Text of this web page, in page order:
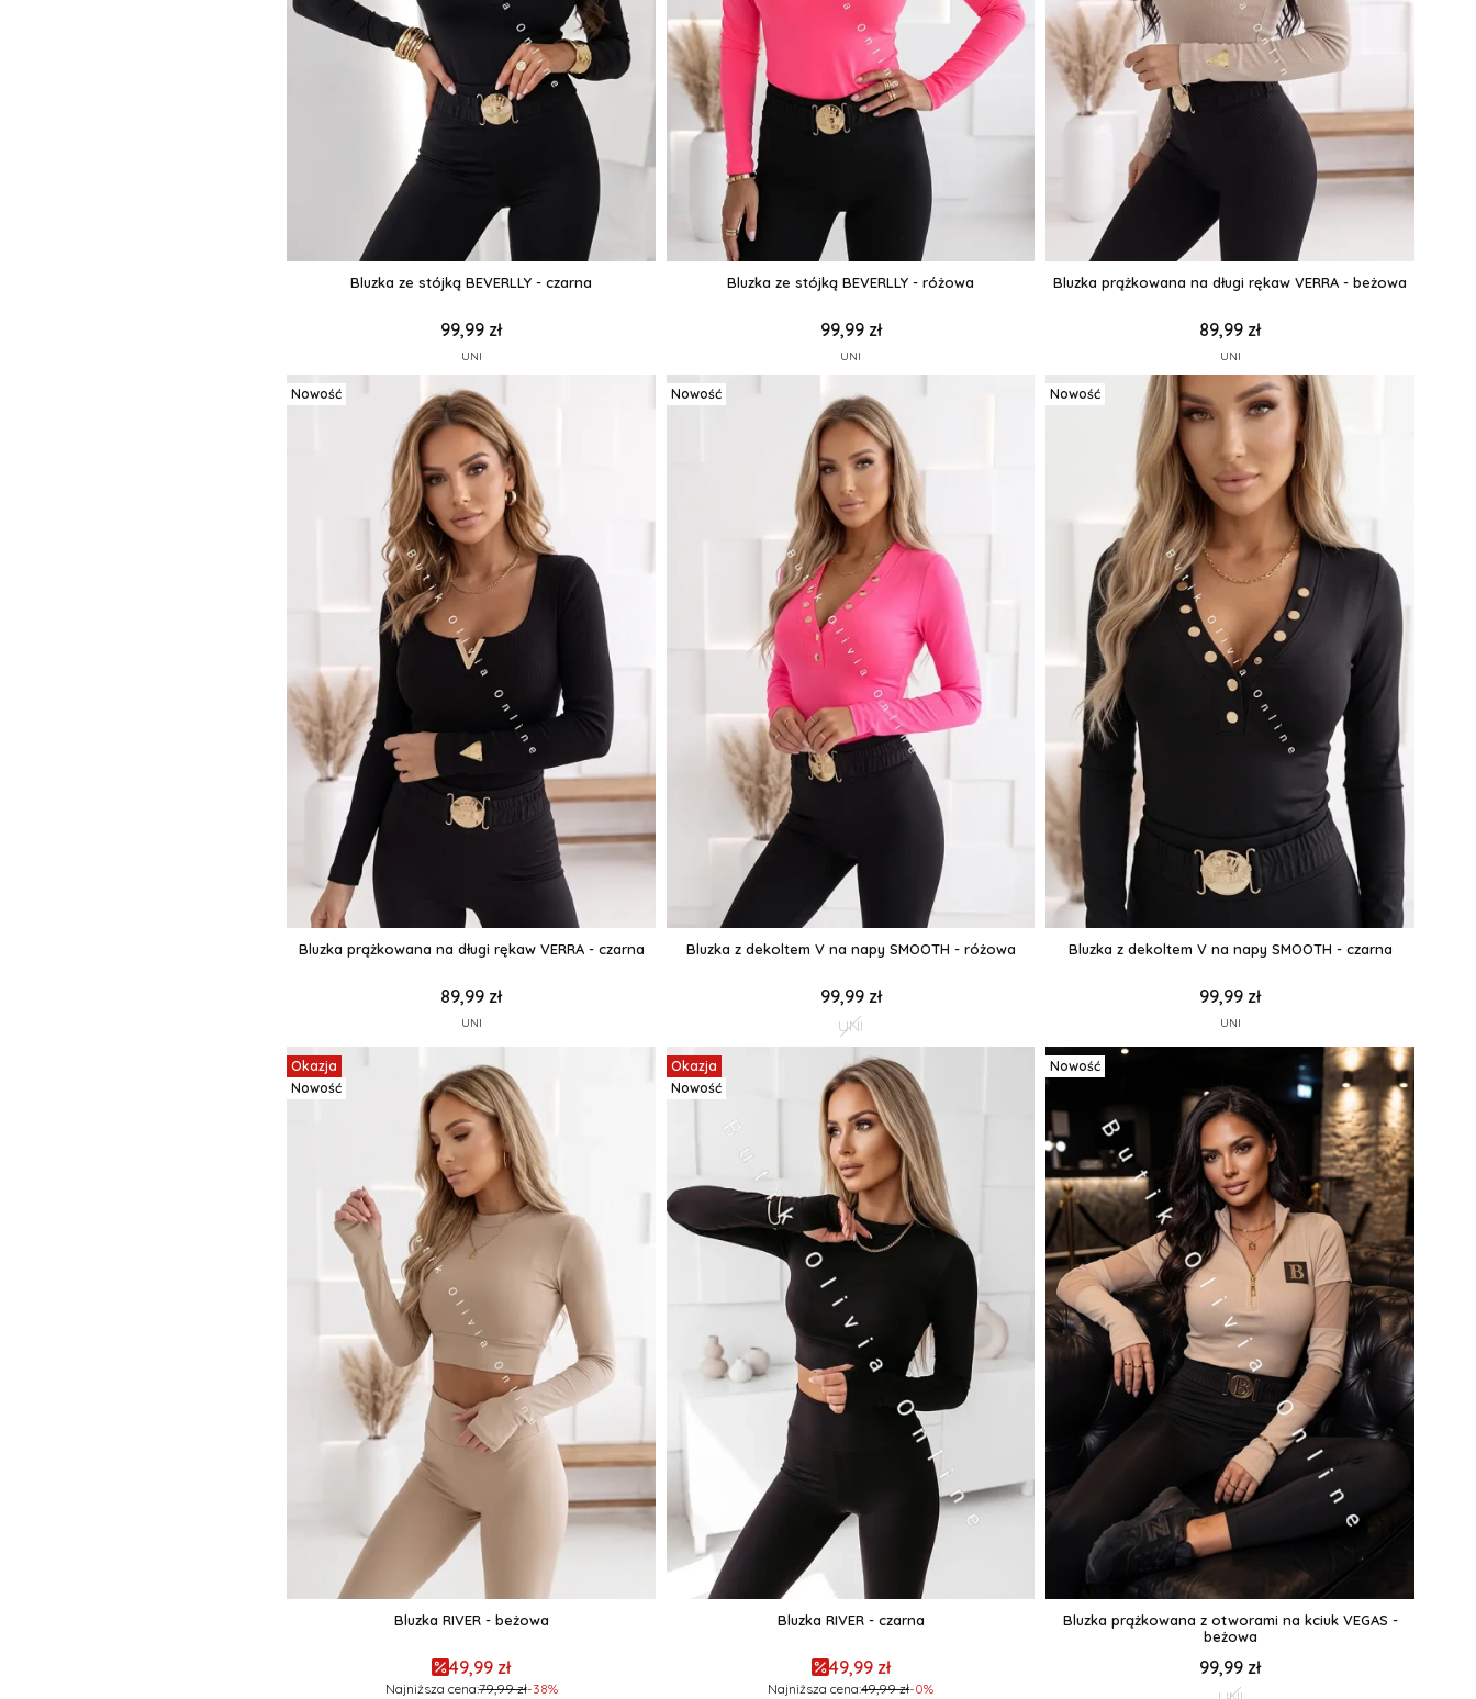
Bluzka ze stójką BEVERLLY - czarna
99,99 zł
UNI
Bluzka ze stójką BEVERLLY - różowa
99,99 zł
UNI
Bluzka prążkowana na długi rękaw VERRA - beżowa
89,99 zł
UNI
Nowość
Bluzka prążkowana na długi rękaw VERRA - czarna
89,99 zł
UNI
Nowość
Bluzka z dekoltem V na napy SMOOTH - różowa
99,99 zł
UNI
Nowość
Bluzka z dekoltem V na napy SMOOTH - czarna
99,99 zł
UNI
Okazja
Nowość
Bluzka RIVER - beżowa
49,99 zł
Najniższa cena:79,99 zł-38%
Okazja
Nowość
Bluzka RIVER - czarna
49,99 zł
Najniższa cena:49,99 zł-0%
Nowość
Bluzka prążkowana z otworami na kciuk VEGAS -
beżowa
99,99 zł